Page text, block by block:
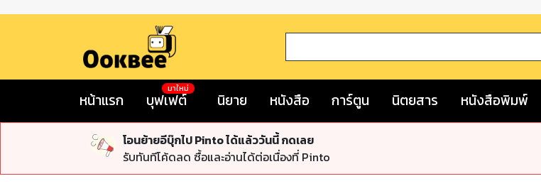
หน้าแรก บุฟเฟต์
มาใหม่
นิยาย หนังสือ การ์ตูน นิตยสาร หนังสือพิมพ์
โอนย้ายอีบุ๊กไป Pinto ได้แล้ววันนี้ กดเลย
รับทันทีโค้ดลด ซื้อและอ่านได้ต่อเนื่องที่ Pinto